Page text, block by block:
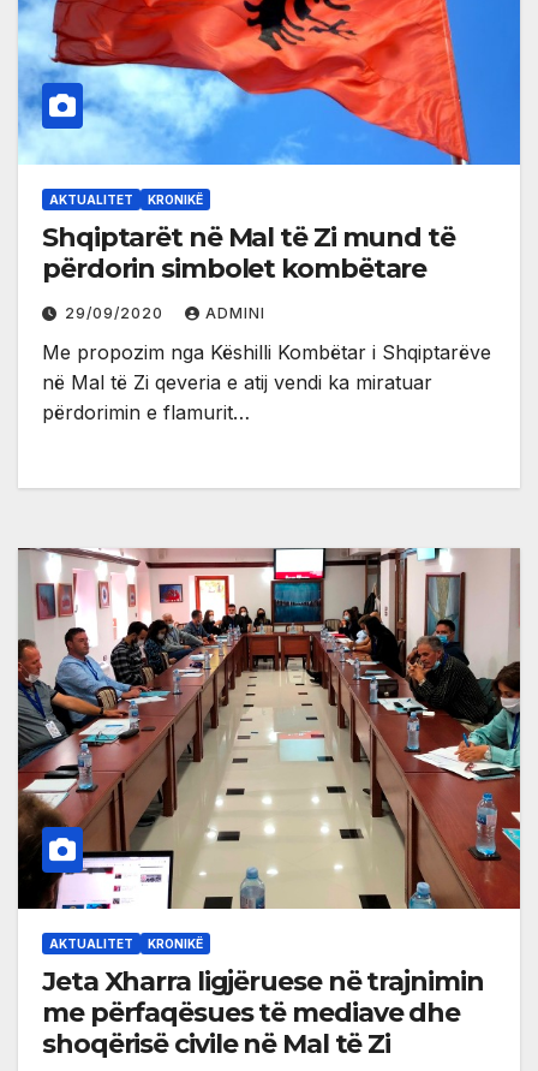
AKTUALITET KRONIKË
Shqiptarët në Mal të Zi mund të
përdorin simbolet kombëtare
29/09/2020 ADMINI
Me propozim nga Këshilli Kombëtar i Shqiptarëve
në Mal të Zi qeveria e atij vendi ka miratuar
përdorimin e flamurit…
AKTUALITET KRONIKË
Jeta Xharra ligjëruese në trajnimin
me përfaqësues të mediave dhe
shoqërisë civile në Mal të Zi